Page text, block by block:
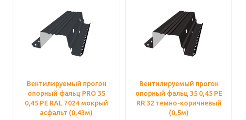
Вентилируемый прогон
опорный фальц PRO 35
0,45 PE RAL 7024 мокрый
асфальт (0,43м)
Вентилируемый прогон
опорный фальц 35 0,45 PE
RR 32 темно-коричневый
(0,5м)